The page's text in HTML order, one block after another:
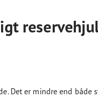
Det er mindre end